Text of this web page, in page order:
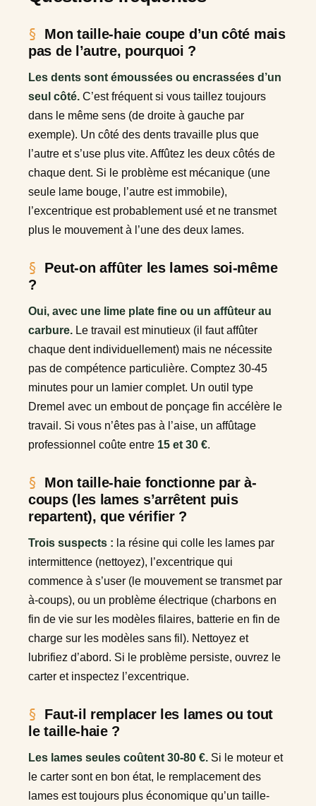
Mon taille-haie coupe d’un côté mais
pas de l’autre, pourquoi ?
Les dents sont émoussées ou encrassées d’un
seul côté. C’est fréquent si vous taillez toujours
dans le même sens (de droite à gauche par
exemple). Un côté des dents travaille plus que
l’autre et s’use plus vite. Affûtez les deux côtés de
chaque dent. Si le problème est mécanique (une
seule lame bouge, l’autre est immobile),
l’excentrique est probablement usé et ne transmet
plus le mouvement à l’une des deux lames.
Peut-on affûter les lames soi-même
?
Oui, avec une lime plate fine ou un affûteur au
carbure. Le travail est minutieux (il faut affûter
chaque dent individuellement) mais ne nécessite
pas de compétence particulière. Comptez 30-45
minutes pour un lamier complet. Un outil type
Dremel avec un embout de ponçage fin accélère le
travail. Si vous n’êtes pas à l’aise, un affûtage
professionnel coûte entre 15 et 30 €.
Mon taille-haie fonctionne par à-
coups (les lames s’arrêtent puis
repartent), que vérifier ?
Trois suspects : la résine qui colle les lames par
intermittence (nettoyez), l’excentrique qui
commence à s’user (le mouvement se transmet par
à-coups), ou un problème électrique (charbons en
fin de vie sur les modèles filaires, batterie en fin de
charge sur les modèles sans fil). Nettoyez et
lubrifiez d’abord. Si le problème persiste, ouvrez le
carter et inspectez l’excentrique.
Faut-il remplacer les lames ou tout
le taille-haie ?
Les lames seules coûtent 30-80 €. Si le moteur et
le carter sont en bon état, le remplacement des
lames est toujours plus économique qu’un taille-